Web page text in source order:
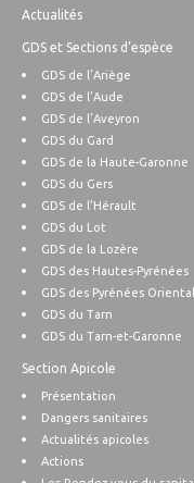
Actualités
GDS et Sections d’espèce
GDS de l’Ariège
GDS de l’Aude
GDS de l’Aveyron
GDS du Gard
GDS de la Haute-Garonne
GDS du Gers
GDS de l’Hérault
GDS du Lot
GDS de la Lozère
GDS des Hautes-Pyrénées
GDS des Pyrénées
GDS du Tarn
GDS du Tarn-et-Garonne
Section Apicole
Présentation
Dangers sanitaires
Actualités apicoles
Actions